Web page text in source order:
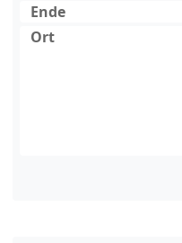
Ende
Ort